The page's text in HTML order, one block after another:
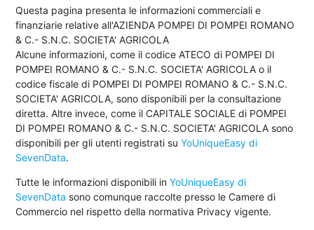
Questa pagina presenta le informazioni commerciali e
finanziarie relative all'AZIENDA POMPEI DI POMPEI ROMANO
& C.- S.N.C. SOCIETA' AGRICOLA
Alcune informazioni, come il codice ATECO di POMPEI DI
POMPEI ROMANO & C.- S.N.C. SOCIETA' AGRICOLA o il
codice fiscale di POMPEI DI POMPEI ROMANO & C.- S.N.C.
SOCIETA' AGRICOLA, sono disponibili per la consultazione
diretta. Altre invece, come il CAPITALE SOCIALE di POMPEI
DI POMPEI ROMANO & C.- S.N.C. SOCIETA' AGRICOLA sono
disponibili per gli utenti registrati suYoUniqueEasy di
SevenData.
Tutte le informazioni disponibili inYoUniqueEasy di
SevenData sono comunque raccolte presso le Camere di
Commercio nel rispetto della normativa Privacy vigente.